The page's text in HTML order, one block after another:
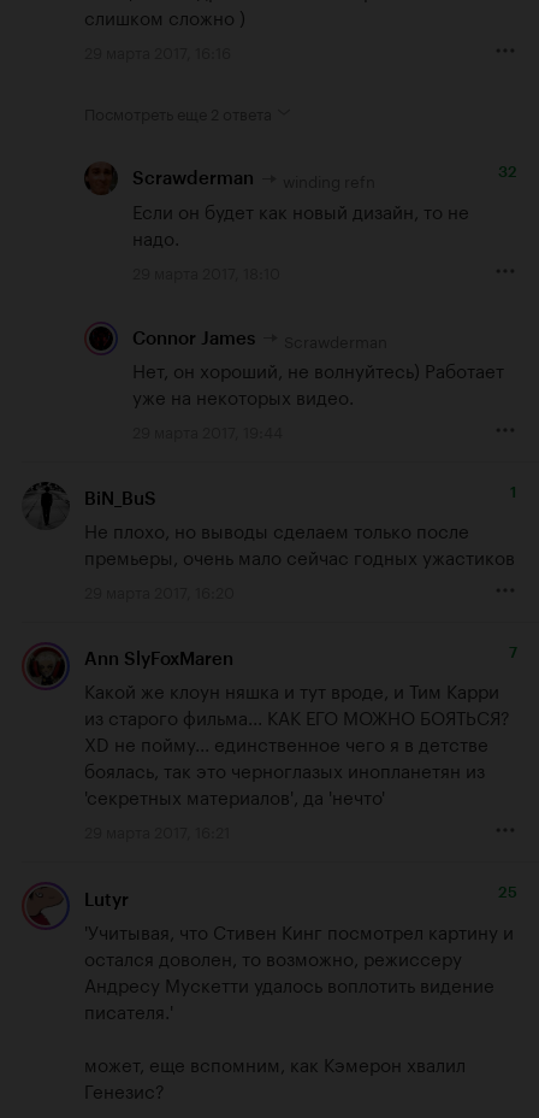
слишком сложно )
Scrawderman 32
Если он будет как новый дизайн, то не
надо.
Connor James
Нет, он хороший, не волнуйтесь) Работает
уже на некоторых видео.
BiN_BuS 1
Не плохо, но выводы сделаем только после
премьеры, очень мало сейчас годных ужастиков
Ann SlyFoxMaren 7
Какой же клоун няшка и тут вроде, и Тим Карри
из старого фильма... КАК ЕГО МОЖНО БОЯТЬСЯ?
XD не пойму... единственное чего я в детстве
боялась, так это черноглазых инопланетян из
'секретных материалов', да 'нечто'
Lutyr 25
'Учитывая, что Стивен Кинг посмотрел картину и
остался доволен, то возможно, режиссеру
Андресу Мускетти удалось воплотить видение
писателя.'
может, еще вспомним, как Кэмерон хвалил
Генезис?